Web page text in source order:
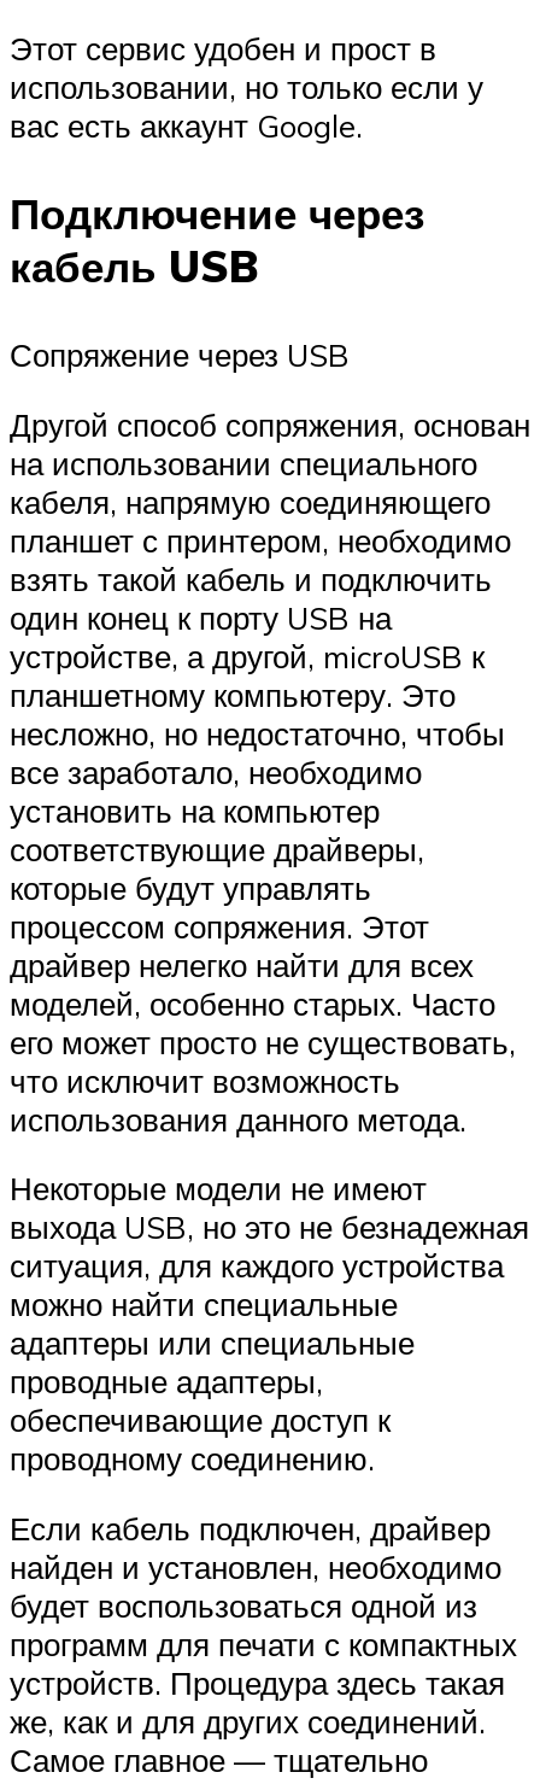
Этот сервис удобен и прост в
использовании, но только если у
вас есть аккаунт Google.
Подключение через
кабель USB
Сопряжение через USB
Другой способ сопряжения, основан
на использовании специального
кабеля, напрямую соединяющего
планшет с принтером, необходимо
взять такой кабель и подключить
один конец к порту USB на
устройстве, а другой, microUSB к
планшетному компьютеру. Это
несложно, но недостаточно, чтобы
все заработало, необходимо
установить на компьютер
соответствующие драйверы,
которые будут управлять
процессом сопряжения. Этот
драйвер нелегко найти для всех
моделей, особенно старых. Часто
его может просто не существовать,
что исключит возможность
использования данного метода.
Некоторые модели не имеют
выхода USB, но это не безнадежная
ситуация, для каждого устройства
можно найти специальные
адаптеры или специальные
проводные адаптеры,
обеспечивающие доступ к
проводному соединению.
Если кабель подключен, драйвер
найден и установлен, необходимо
будет воспользоваться одной из
программ для печати с компактных
устройств. Процедура здесь такая
же, как и для других соединений.
Самое главное — тщательно